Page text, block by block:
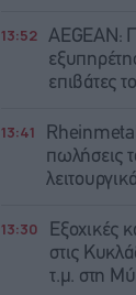
13:52 AEGEAN:
επιβάτες
13:41
πωλήσεις
13:30
Εξοχικές
στις
τ.μ. στη